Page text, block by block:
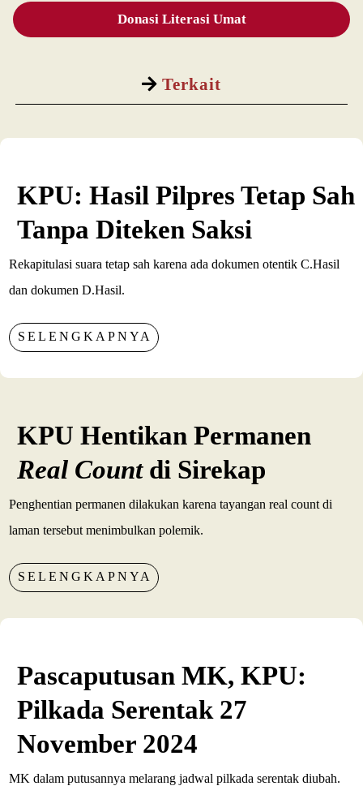
Terkait
Donasi Literasi Umat
KPU: Hasil Pilpres Tetap Sah
Tanpa Diteken Saksi
Rekapitulasi suara tetap sah karena ada dokumen otentik C.Hasil
dan dokumen D.Hasil.
SELENGKAPNYA
KPU Hentikan Permanen
Real Countdi Sirekap
Penghentian permanen dilakukan karena tayangan real count di
laman tersebut menimbulkan polemik.
SELENGKAPNYA
Pascaputusan MK, KPU:
Pilkada Serentak 27
November 2024
MK dalam putusannya melarang jadwal pilkada serentak diubah.